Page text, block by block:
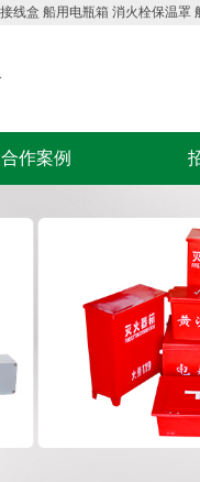
线盒 船用电瓶箱 消火栓保温罩
合作案例